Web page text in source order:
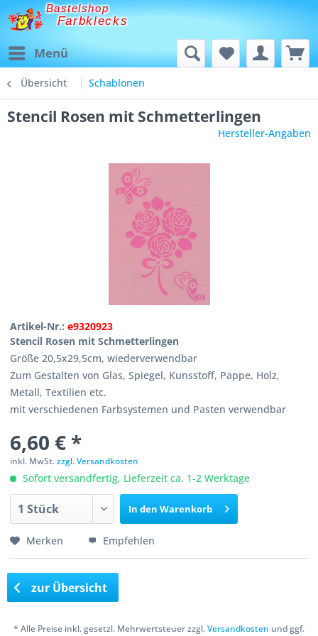
Bastelshop
Farbklecks
Menü
Übersicht Schablonen
Stencil Rosen mit Schmetterlingen
Hersteller-Angaben
Artikel-Nr.:e9320923
Stencil Rosen mit Schmetterlingen
Größe 20,5x29,5cm, wiederverwendbar
Zum Gestalten von Glas, Spiegel, Kunsstoff, Pappe, Holz,
Metall, Textilien etc.
mit verschiedenen Farbsystemen und Pasten verwendbar
6,60 € *
inkl. MwSt.zzgl. Versandkosten
Sofort versandfertig, Lieferzeit ca. 1-2 Werktage
In den Warenkorb
Merken Empfehlen
zur Übersicht
* Alle Preise inkl. gesetzl. Mehrwertsteuer zzgl.Versandkosten und ggf.